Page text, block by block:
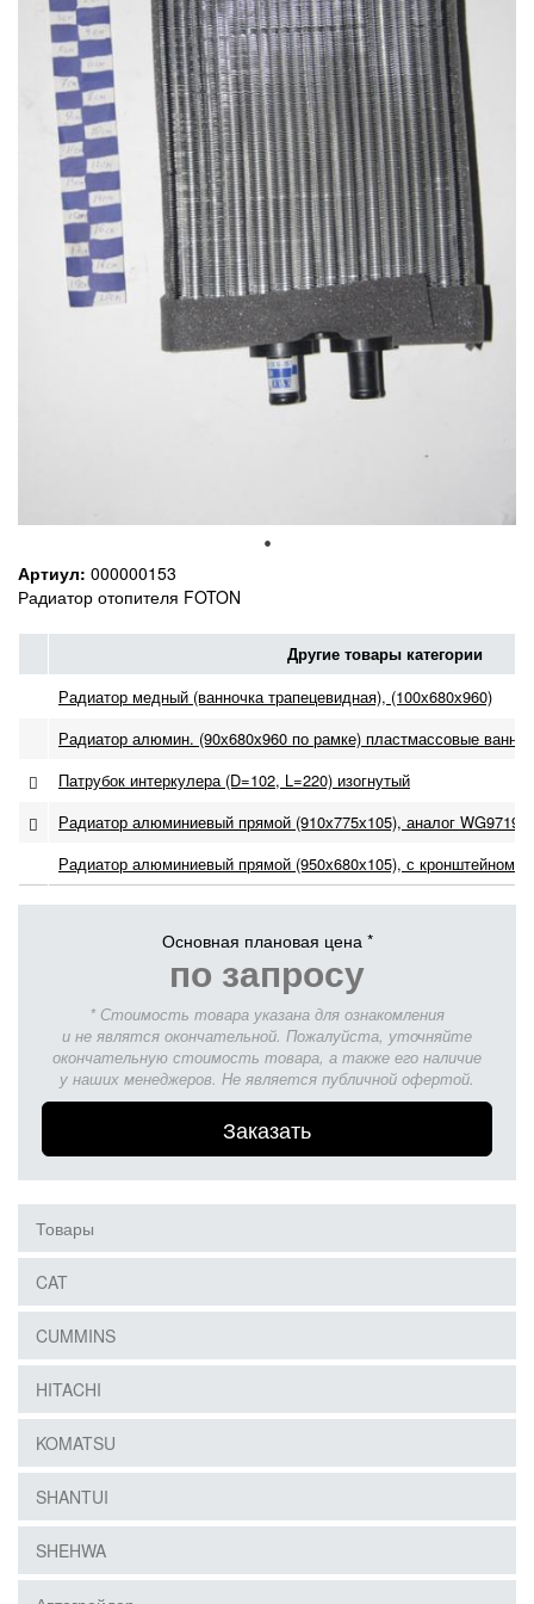
Артиул: 000000153
Радиатор отопителя FOTON
Другие товары категории
Радиатор медный (ванночка трапецевидная), (100х680х960)
Радиатор алюмин. (90х680х960 по рамке) пластмассовые
Патрубок интеркулера (D=102, L=220) изогнутый
Радиатор алюминиевый прямой (910х775х105), аналог
Радиатор алюминиевый прямой (950х680х105), с кронштейном
Основная плановая цена *
по запросу
* Стоимость товара указана для ознакомления
и не являтся окончательной. Пожалуйста, уточняйте
окончательную стоимость товара, а также его наличие
у наших менеджеров. Не является публичной офертой.
Заказать
Товары
CAT
CUMMINS
HITACHI
KOMATSU
SHANTUI
SHEHWA